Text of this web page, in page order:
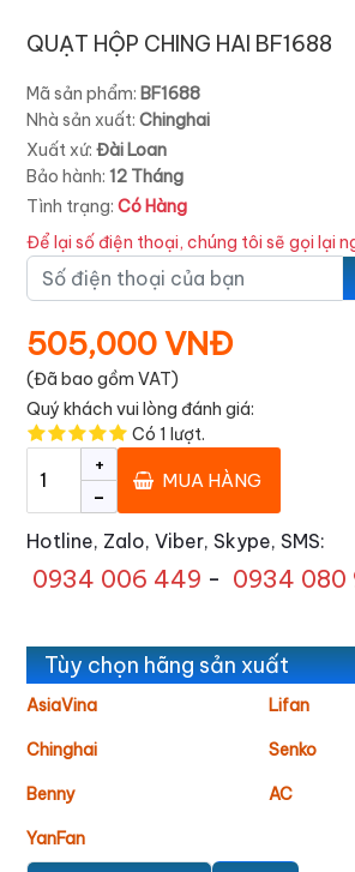
QUẠT HỘP CHING HAI BF1688
Mã sản phẩm: BF1688
Nhà sản xuất: Chinghai
Xuất xứ: Đài Loan
Bảo hành: 12 Tháng
Tình trạng: Có Hàng
Để lại số điện thoại, chúng tôi sẽ gọi lại
505,000 VNĐ
(Đã bao gồm VAT)
Quý khách vui lòng đánh giá:
Có 1 lượt.
-
+
MUA HÀNG
Hotline, Zalo, Viber, Skype, SMS:
0934 006 449 - 0934 080
Tùy chọn hãng sản xuất
AsiaVina Lifan
Chinghai Senko
Benny AC
YanFan